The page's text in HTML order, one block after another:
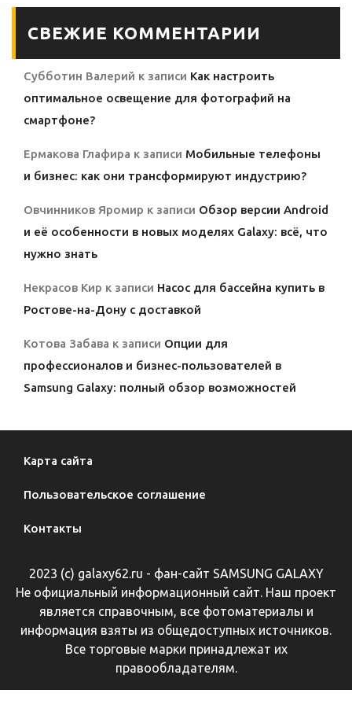
СВЕЖИЕ КОММЕНТАРИИ
Субботин Валерий к записи Как настроить
оптимальное освещение для фотографий на
смартфоне?
Ермакова Глафира к записи Мобильные телефоны
и бизнес: как они трансформируют индустрию?
Овчинников Яромир к записи Обзор версии Android
и её особенности в новых моделях Galaxy: всё, что
нужно знать
Некрасов Кир к записи Насос для бассейна купить в
Ростове-на-Дону с доставкой
Котова Забава к записи Опции для
профессионалов и бизнес-пользователей в
Samsung Galaxy: полный обзор возможностей
Карта сайта
Пользовательское соглашение
Контакты
2023 (с) galaxy62.ru - фан-сайт SAMSUNG GALAXY
Не официальный информационный сайт. Наш проект
является справочным, все фотоматериалы и
информация взяты из общедоступных источников.
Все торговые марки принадлежат их
правообладателям.